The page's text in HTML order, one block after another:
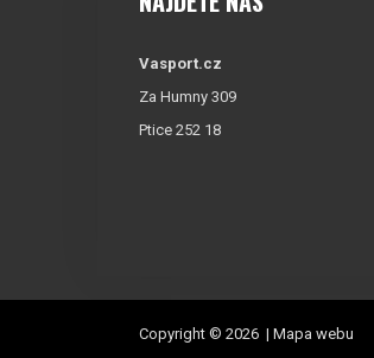
Vasport.cz
Za Humny 309
Ptice 252 18
Copyright © 2026 | Mapa webu